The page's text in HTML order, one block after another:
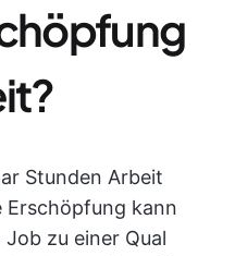
Stunden Arbeit
kann
zu einer Qual